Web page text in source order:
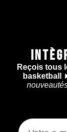
Reçois tous
basketball